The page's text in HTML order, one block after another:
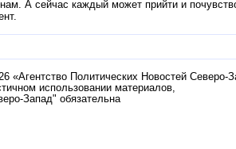
А сейчас каждый может прийти и
«Агентство Политических Новостей Северо-
использовании материалов,
Запад" обязательна